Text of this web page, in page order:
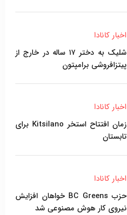
اخبار کانادا
شلیک به دختر ۱۷ ساله در خارج از
پیتزافروشی برامپتون
اخبار کانادا
زمان افتتاح استخر Kitsilano برای
تابستان
اخبار کانادا
حزب BC Greens خواهان افزایش
نیروی کار هوش مصنوعی شد